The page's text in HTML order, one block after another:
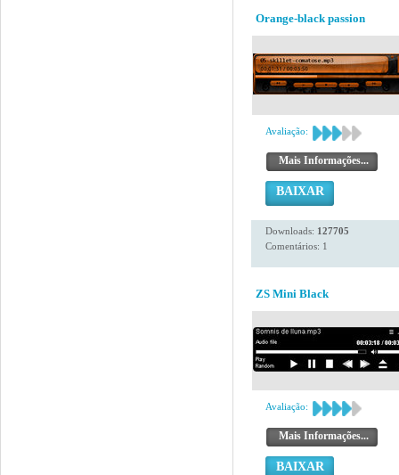
Orange-black passion
Avaliação:
Mais Informações...
BAIXAR
Downloads: 127705
Comentários: 1
ZS Mini Black
Avaliação:
Mais Informações...
BAIXAR